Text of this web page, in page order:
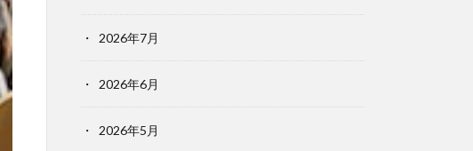
2026年7月
2026年6月
2026年5月